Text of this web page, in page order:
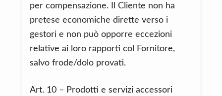
per compensazione. Il Cliente non ha
pretese economiche dirette verso i
gestori e non può opporre eccezioni
relative ai loro rapporti col Fornitore,
salvo frode/dolo provati.
Art. 10 – Prodotti e servizi accessori